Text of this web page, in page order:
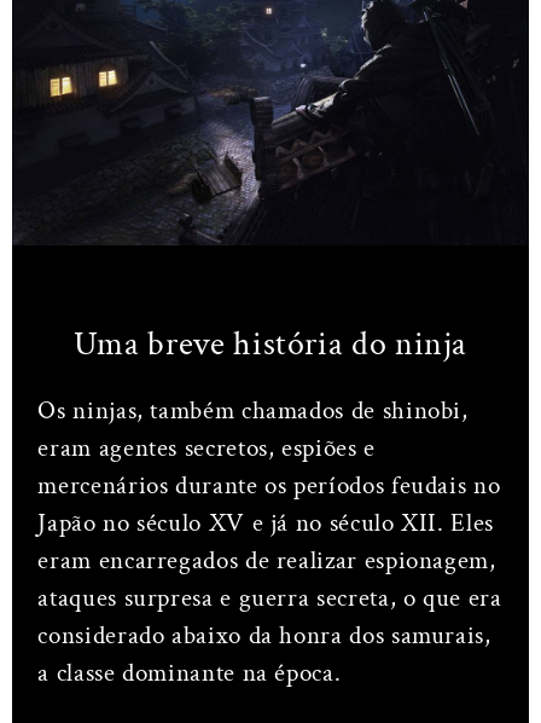
Uma breve história do ninja
Os ninjas, também chamados de shinobi,
eram agentes secretos, espiões e
mercenários durante os períodos feudais no
Japão no século XV e já no século XII. Eles
eram encarregados de realizar espionagem,
ataques surpresa e guerra secreta, o que era
considerado abaixo da honra dos samurais,
a classe dominante na época.